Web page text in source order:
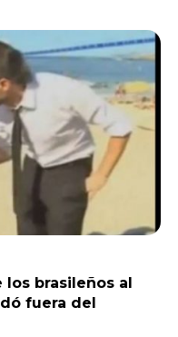
los brasileños al
fuera del